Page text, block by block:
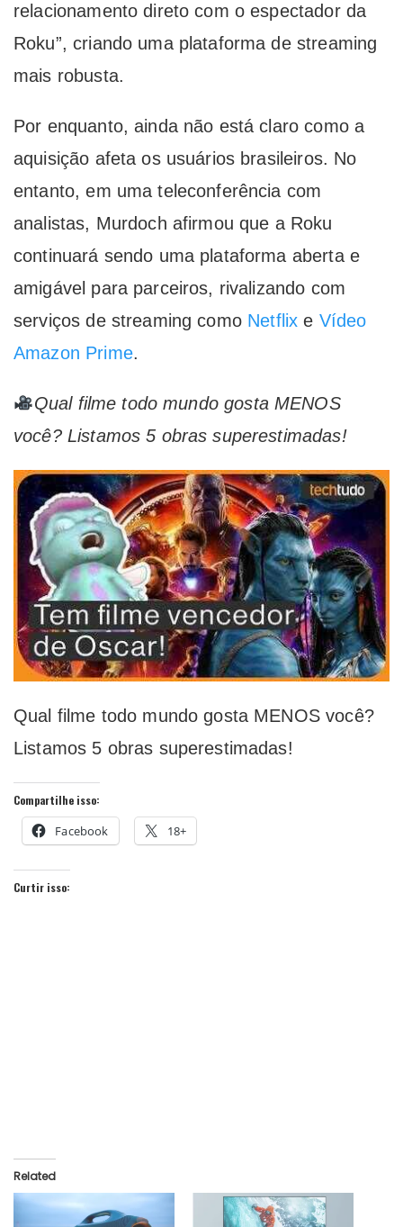
relacionamento direto com o espectador da
Roku”, criando uma plataforma de streaming
mais robusta.
Por enquanto, ainda não está claro como a
aquisição afeta os usuários brasileiros. No
entanto, em uma teleconferência com
analistas, Murdoch afirmou que a Roku
continuará sendo uma plataforma aberta e
amigável para parceiros, rivalizando com
serviços de streaming como Netflix e Vídeo
Amazon Prime.
Qual filme todo mundo gosta MENOS
você? Listamos 5 obras superestimadas!
Qual filme todo mundo gosta MENOS você?
Listamos 5 obras superestimadas!
Compartilhe isso:
Facebook 18+
Curtir isso:
Related